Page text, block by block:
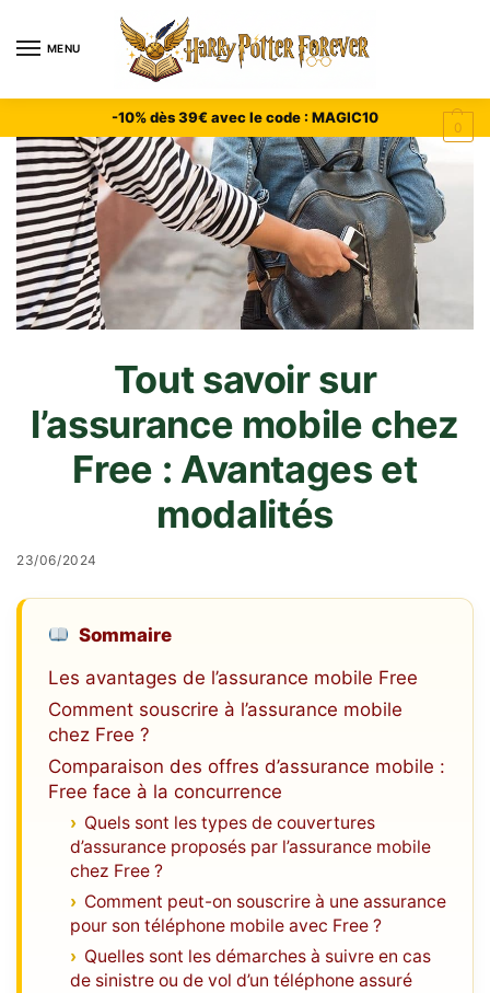
MENU
0
-10% dès 39€ avec le code : MAGIC10
Tout savoir sur
l’assurance mobile chez
Free : Avantages et
modalités
23/06/2024
Sommaire
Les avantages de l’assurance mobile Free
Comment souscrire à l’assurance mobile
chez Free ?
Comparaison des offres d’assurance mobile :
Free face à la concurrence
Quels sont les types de couvertures
d’assurance proposés par l’assurance mobile
chez Free ?
Comment peut-on souscrire à une assurance
pour son téléphone mobile avec Free ?
Quelles sont les démarches à suivre en cas
de sinistre ou de vol d’un téléphone assuré